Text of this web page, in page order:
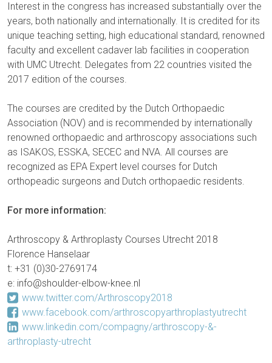
Interest in the congress has increased substantially over the
years, both nationally and internationally. It is credited for its
unique teaching setting, high educational standard, renowned
faculty and excellent cadaver lab facilities in cooperation
with UMC Utrecht. Delegates from 22 countries visited the
2017 edition of the courses.
The courses are credited by the Dutch Orthopaedic
Association (NOV) and is recommended by internationally
renowned orthopaedic and arthroscopy associations such
as ISAKOS, ESSKA, SECEC and NVA. All courses are
recognized as EPA Expert level courses for Dutch
orthopeadic surgeons and Dutch orthopaedic residents.
For more information:
Arthroscopy & Arthroplasty Courses Utrecht 2018
Florence Hanselaar
t: +31 (0)30-2769174
e: info@shoulder-elbow-knee.nl
www.twitter.com/Arthroscopy2018
www.facebook.com/arthroscopyarthroplastyutrecht
www.linkedin.com/compagny/arthroscopy-&-
arthroplasty-utrecht